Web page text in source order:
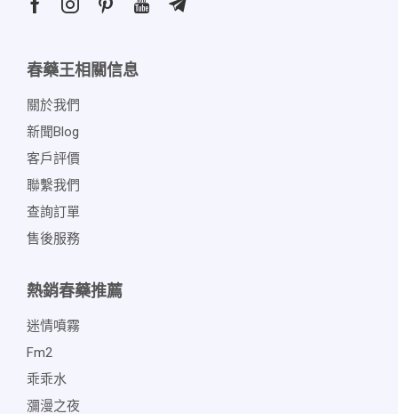
春藥王相關信息
關於我們
新聞blog
客戶評價
聯繫我們
查詢訂單
售後服務
熱銷春藥推薦
迷情噴霧
Fm2
乖乖水
瀰漫之夜